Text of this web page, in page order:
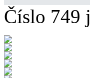
Číslo 749